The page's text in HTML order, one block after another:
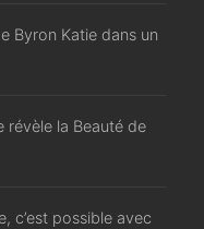
Byron Katie dans un
révèle la Beauté de
c’est possible avec